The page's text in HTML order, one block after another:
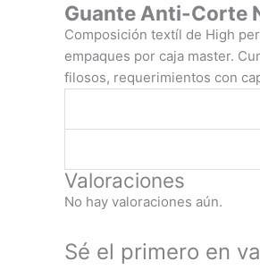
Guante Anti-Corte
Composición textíl de High
empaques por caja master.
filosos, requerimientos con
Valoraciones
No hay valoraciones aún.
Sé el primero en